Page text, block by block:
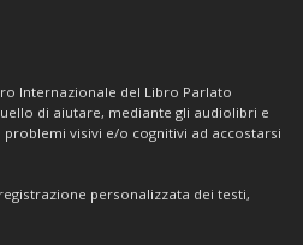
Internazionale del Libro Parlato
di aiutare, mediante gli audiolibri e
visivi e/o cognitivi ad accostarsi
personalizzata dei testi,